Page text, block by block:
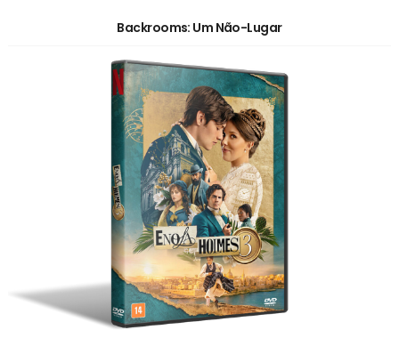
Backrooms: Um Não-Lugar